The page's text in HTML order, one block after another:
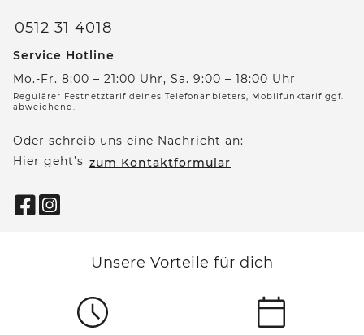
0512 31 4018
Service Hotline
Mo.-Fr. 8:00 – 21:00 Uhr, Sa. 9:00 – 18:00 Uhr
Regulärer Festnetztarif deines Telefonanbieters, Mobilfunktarif ggf.
abweichend.
Oder schreib uns eine Nachricht an:
Hier geht’s zum Kontaktformular
Unsere Vorteile für dich